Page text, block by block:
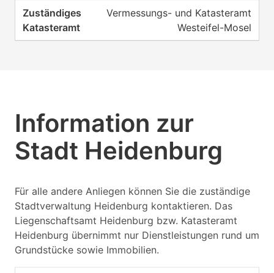
Vermessungs- und Katasteramt
Westeifel-Mosel
Information zur
Stadt Heidenburg
Für alle andere Anliegen können Sie die zuständige
Stadtverwaltung Heidenburg kontaktieren. Das
Liegenschaftsamt Heidenburg bzw. Katasteramt
Heidenburg übernimmt nur Dienstleistungen rund um
Grundstücke sowie Immobilien.